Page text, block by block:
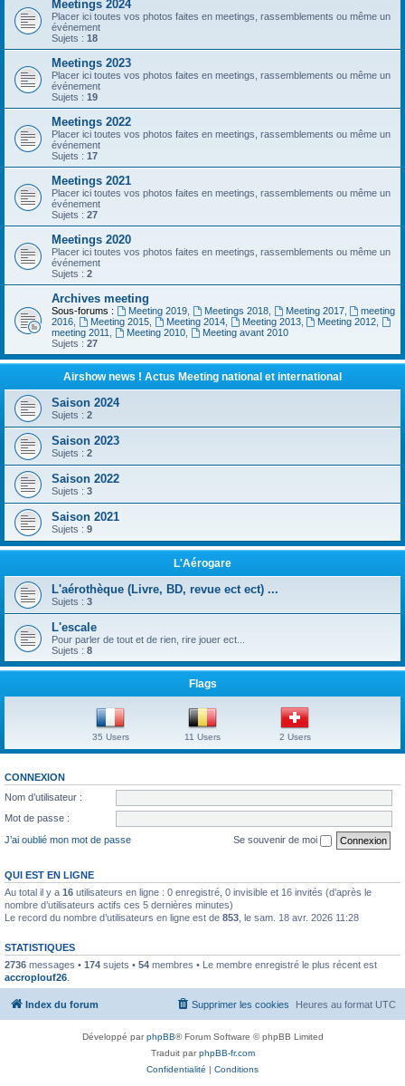
Meetings 2024
Placer ici toutes vos photos faites en meetings, rassemblements ou même un
événement
Sujets : 18
Meetings 2023
Placer ici toutes vos photos faites en meetings, rassemblements ou même un
événement
Sujets : 19
Meetings 2022
Placer ici toutes vos photos faites en meetings, rassemblements ou même un
événement
Sujets : 17
Meetings 2021
Placer ici toutes vos photos faites en meetings, rassemblements ou même un
événement
Sujets : 27
Meetings 2020
Placer ici toutes vos photos faites en meetings, rassemblements ou même un
événement
Sujets : 2
Archives meeting
Sous-forums : Meeting 2019, Meetings 2018, Meeting 2017,
meeting
2016
Meeting 2015, Meeting 2014, Meeting 2013, Meeting 2012
meeting 2011
Meeting 2010,
Meeting avant 2010
Sujets : 27
Airshow news ! Actus Meeting national et international
Saison 2024
Sujets : 2
Saison 2023
Sujets : 2
Saison 2022
Sujets : 3
Saison 2021
Sujets : 9
L'Aérogare
L'aérothèque (Livre, BD, revue ect ect) ...
Sujets : 3
L'escale
Pour parler de tout et de rien, rire jouer ect...
Sujets : 8
Flags
35 Users 11 Users 2 Users
CONNEXION
Nom d’utilisateur :
Mot de passe :
J’ai oublié mon mot de passe
Se souvenir de moi
QUI EST EN LIGNE
Au total il y a 16 utilisateurs en ligne : 0 enregistré, 0 invisible et 16 invités (d’après le
nombre d’utilisateurs actifs ces 5 dernières minutes)
Le record du nombre d’utilisateurs en ligne est de 853 , le sam. 18 avr. 2026 11:28
STATISTIQUES
2736 messages • 174 sujets • 54 membres • Le membre enregistré le plus récent est
accroplouf26
Index du forum Heures au format UTC
Supprimer les cookies
Développé parphpBB® Forum Software © phpBB Limited
Traduit parphpBB-fr.com
Confidentialité | Conditions